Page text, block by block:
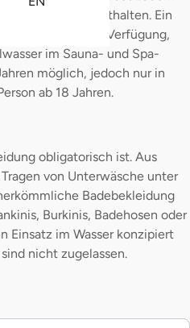
in die Sauna enthalten. Ein
stehen dir zur Verfügung,
im Sauna- und Spa-
möglich, jedoch nur in
ab 18 Jahren.
obligatorisch ist. Aus
von Unterwäsche unter
Badebekleidung
Burkinis, Badehosen oder
Einsatz im Wasser konzipiert
nicht zugelassen.